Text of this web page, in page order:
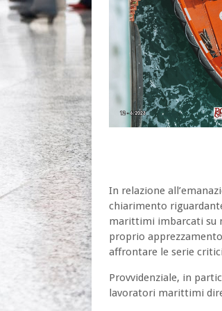
In relazione
chiarimento
marittimi imbarcati su
proprio
affrontare le serie
Provvidenziale, in
lavoratori marittimi